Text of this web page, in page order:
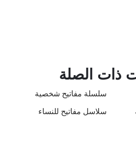
ذات الصلة
سلسلة مفاتيح شخصية
سلاسل مفاتيح للنساء